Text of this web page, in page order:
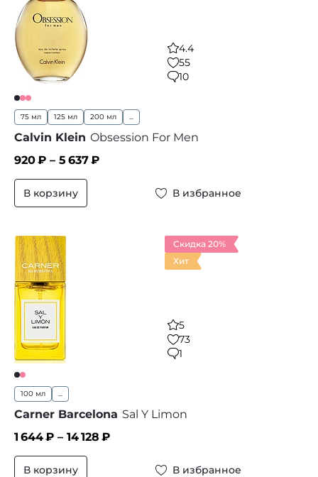
4.4
55
10
75 мл 125 мл 200 мл ...
Calvin Klein Obsession For Men
920₽ – 5 637₽
В корзину В избранное
Скидка 20%
Хит
5
73
1
100 мл ...
Carner Barcelona Sal Y Limon
1 644₽ – 14 128 ₽
В корзину В избранное